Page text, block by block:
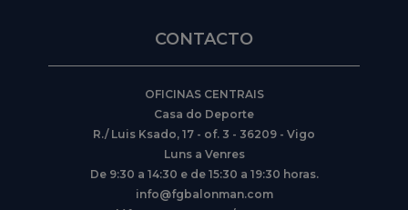
CONTACTO
OFICINAS CENTRAIS
Casa do Deporte
R./ Luis Ksado, 17 - of. 3 - 36209 - Vigo
Luns a Venres
De 9:30 a 14:30 e de 15:30 a 19:30 horas.
info@fgbalonman.com